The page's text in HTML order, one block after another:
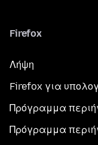
Firefox
Λήψη
Firefox για
Πρόγραμμα
Πρόγραμμα